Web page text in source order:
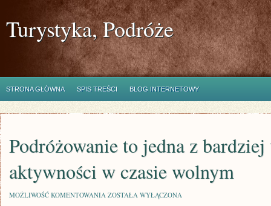
Turystyka, Podróże
STRONA GŁÓWNA SPIS TREŚCI BLOG INTERNETOWY
Podróżowanie to jedna z
aktywności w czasie wolnym
MOŻLIWOŚĆ KOMENTOWANIA PODRÓŻOWANIE
ZOSTAŁA WYŁĄCZONA